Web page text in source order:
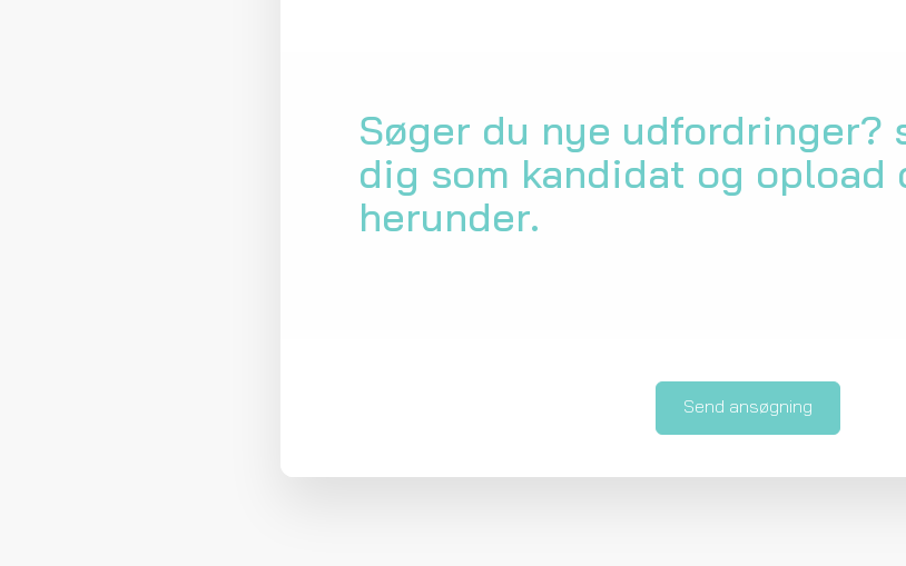
Søger du nye udfordringer?
dig som kandidat og opload
herunder.